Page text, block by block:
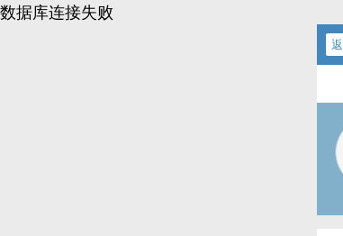
数据库连接失败